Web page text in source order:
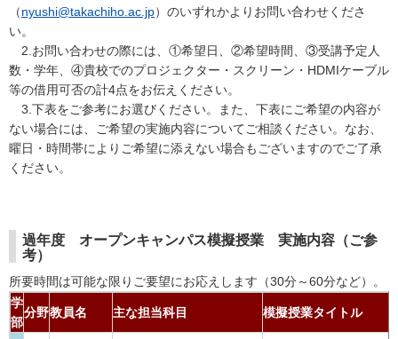
（nyushi@takachiho.ac.jp）のいずれかよりお問い合わせくださ
い。
2.お問い合わせの際には、①希望日、②希望時間、③受講予定人
数・学年、④貴校でのプロジェクター・スクリーン・HDMIケーブル
等の借用可否の計4点をお伝えください。
3.下表をご参考にお選びください。また、下表にご希望の内容が
ない場合には、ご希望の実施内容についてご相談ください。なお、
曜日・時間帯によりご希望に添えない場合もございますのでご了承
ください。
過年度 オープンキャンパス模擬授業 実施内容（ご参
考）
所要時間は可能な限りご要望にお応えします（30分～60分など）。
学
部
分野教員名 主な担当科目 模擬授業タイトル